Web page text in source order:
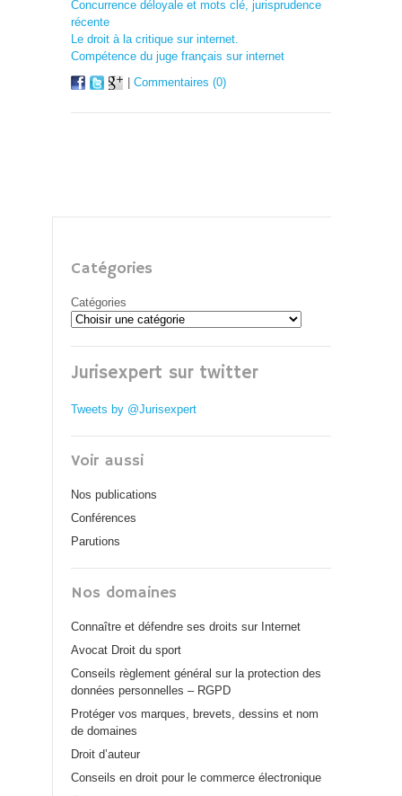
Concurrence déloyale et mots clé, jurisprudence
récente
Le droit à la critique sur internet.
Compétence du juge français sur internet
Commentaires (0)
Catégories
Catégories
Jurisexpert sur twitter
Tweets by @Jurisexpert
Voir aussi
Nos publications
Conférences
Parutions
Nos domaines
Connaître et défendre ses droits sur Internet
Avocat Droit du sport
Conseils règlement général sur la protection des
données personnelles – RGPD
Protéger vos marques, brevets, dessins et nom
de domaines
Droit d’auteur
Conseils en droit pour le commerce électronique